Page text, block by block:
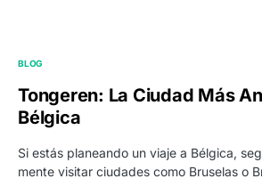
BLOG
Tongeren: La Ciudad Más
Bélgica
Si estás planeando un viaje a Bélgica,
mente visitar ciudades como Bruselas o